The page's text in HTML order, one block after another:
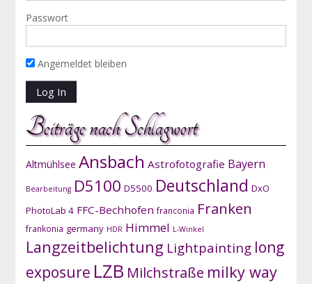
Passwort
Angemeldet bleiben
Beiträge nach Schlagwort
Altmühlsee Ansbach Astrofotografie Bayern
Bearbeitung D5100 D5500 Deutschland DxO
PhotoLab 4 FFC-Bechhofen franconia Franken
frankonia germany HDR Himmel L-Winkel
Langzeitbelichtung Lightpainting long
exposure LZB Milchstraße milky way